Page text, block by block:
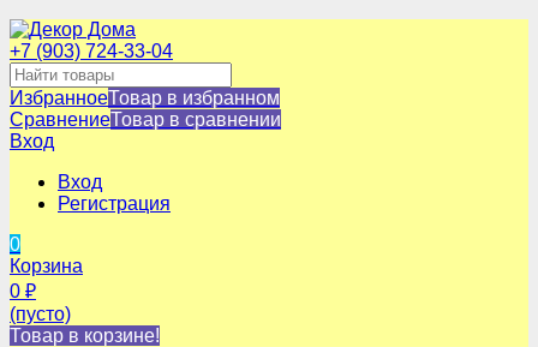
+7 (903) 724-33-04
ИзбранноеТовар в избранном
СравнениеТовар в сравнении
Вход
Вход
Регистрация
0
Корзина
0 ₽
(пусто)
Товар в корзине!